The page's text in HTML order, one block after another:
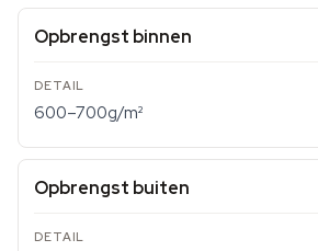
Opbrengst binnen
600–700g/m²
Opbrengst buiten